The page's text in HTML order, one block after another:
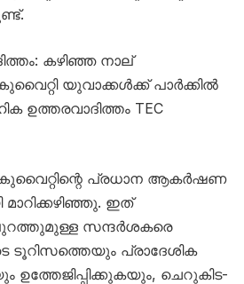
കഴിഞ്ഞ നാല്
യുവാക്കൾക്ക് പാർക്കിൽ
ഉത്തരവാദിത്തം TEC
കുവൈറ്റിന്റെ പ്രധാന ആകർഷണ
മാറിക്കഴിഞ്ഞു. ഇത്
സന്ദർശകരെ
ടൂറിസത്തെയും പ്രാദേശിക
ചെറുകിട-